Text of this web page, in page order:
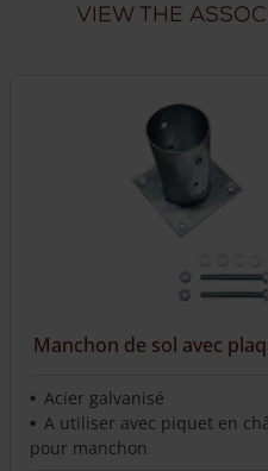
pointe
View the
Manchon de sol avec
Acier galvanisé
A utiliser avec piquet en
pour manchon